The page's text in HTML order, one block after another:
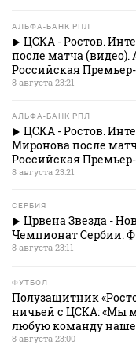
АЛЬФА-БАНК РПЛ
ЦСКА - Ростов.
после матча (видео).
Российская
8 августа 23:21
АЛЬФА-БАНК РПЛ
ЦСКА - Ростов.
Миронова после
Российская
8 августа 23:21
СЕРБИЯ
Црвена Звезда -
Чемпионат Сербии.
8 августа 23:11
ФУТБОЛ
Полузащитник
ничьей с ЦСКА: «Мы
любую команду
8 августа 23:00